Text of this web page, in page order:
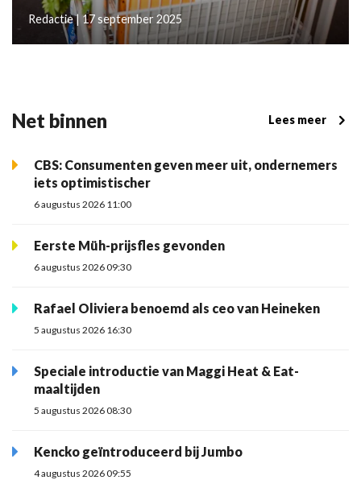
Redactie | 17 september 2025
Net binnen Lees meer
CBS: Consumenten geven meer uit, ondernemers
iets optimistischer
6 augustus 2026 11:00
Eerste Müh-prijsfles gevonden
6 augustus 2026 09:30
Rafael Oliviera benoemd als ceo van Heineken
5 augustus 2026 16:30
Speciale introductie van Maggi Heat & Eat-
maaltijden
5 augustus 2026 08:30
Kencko geïntroduceerd bij Jumbo
4 augustus 2026 09:55